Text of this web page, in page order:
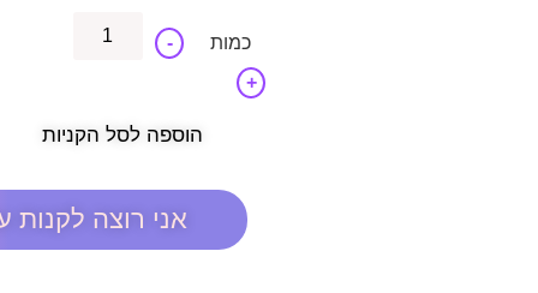
-
+
הוספה לסל הקניות
אני רוצה לקנות